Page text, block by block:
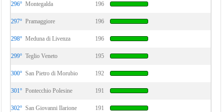
296° Montegalda 196
297° Pramaggiore 196
298° Meduna di Livenza 196
299° Teglio Veneto 195
300° San Pietro di Morubio 192
301° Pontecchio Polesine 191
302° San Giovanni Ilarione 191